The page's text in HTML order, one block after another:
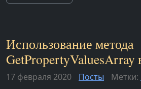
Использование метода
17 февраля 2020 Посты Метки: